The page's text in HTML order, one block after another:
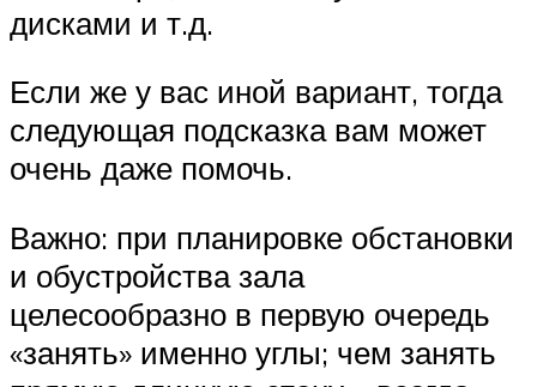
дисками и т.д.
Если же у вас иной вариант, тогда
следующая подсказка вам может
очень даже помочь.
Важно: при планировке обстановки
и обустройства зала
целесообразно в первую очередь
«занять» именно углы; чем занять